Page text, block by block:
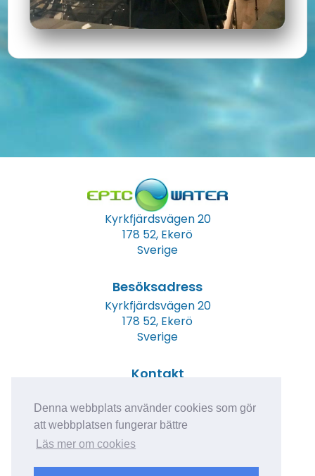
Denna webbplats använder cookies som gör
att webbplatsen fungerar bättre
Läs mer om cookies
Kyrkfjärdsvägen 20
178 52, Ekerö
Sverige
Besöksadress
Kyrkfjärdsvägen 20
178 52, Ekerö
Sverige
Kontakt
E-post:info@epicwater.se